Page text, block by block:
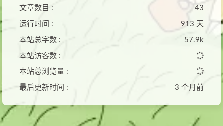
文章数目 : 43
运行时间 : 913 天
本站总字数 : 57.9k
本站访客数 :
本站总浏览量 :
最后更新时间 : 3 个月前